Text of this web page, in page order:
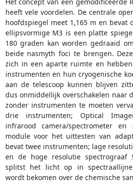
heeft vele voordelen. De centrale
hoofdspiegel meet 1,165 m en bevat
ellipsvormige M3 is een platte
180 graden kan worden gedraaid
beide nasmyth foci te brengen.
zich in een aparte ruimte en
instrumenten en hun cryogenische
aan de telescoop kunnen blijven
dus onmiddellijk overschakelen naar
zonder instrumenten te moeten
drie instrumenten; Optical
infrarood camera/spectrometer en
module voor het uittesten van
bevat twee instrumenten; lage
en de hoge resolutie spectrograaf
splitst het licht op in
wordt bekomen over de chemische